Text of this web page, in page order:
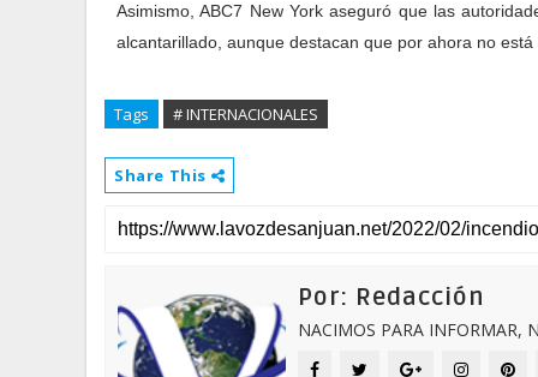
Asimismo, ABC7 New York aseguró que las
alcantarillado, aunque destacan que por ahora no
Tags # INTERNACIONALES
Share This
Por: Redacción
NACIMOS PARA INFORMAR,